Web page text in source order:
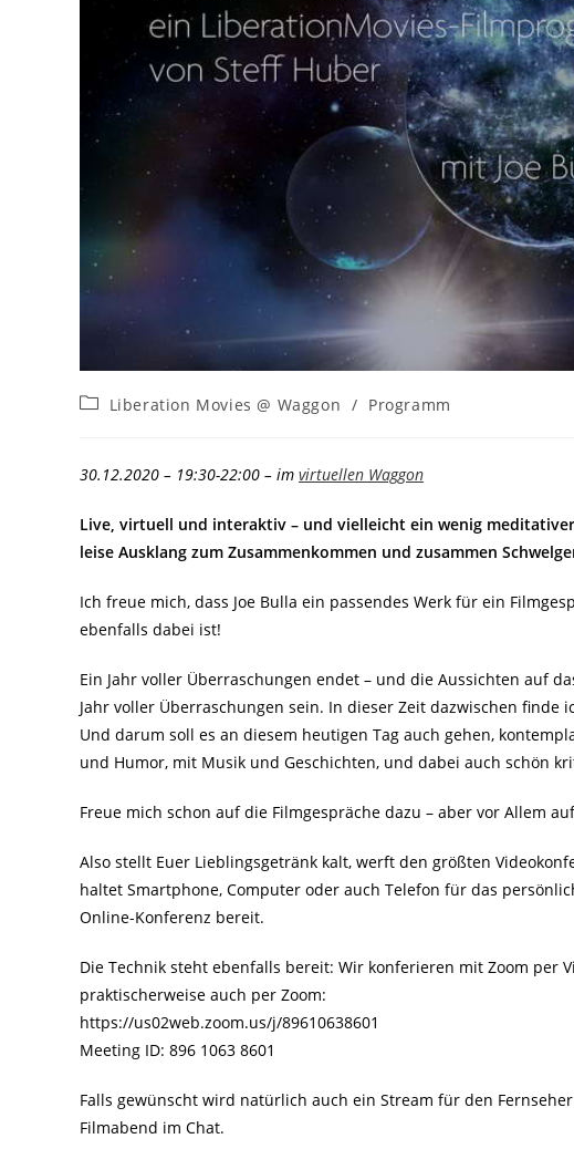
Beitrags-
Liberation Movies @ Waggon / Programm
30.12.2020 – 19:30-22:00 – im virtuellen Waggon
Live, virtuell und interaktiv – und vielleicht ein wenig
leise Ausklang zum Zusammenkommen und zusammen
Ich freue mich, dass Joe Bulla ein passendes Werk für ein
ebenfalls dabei ist!
Ein Jahr voller Überraschungen endet – und die Aussichten auf
Jahr voller Überraschungen sein. In dieser Zeit dazwischen
Und darum soll es an diesem heutigen Tag auch gehen,
und Humor, mit Musik und Geschichten, und dabei auch schön
Freue mich schon auf die Filmgespräche dazu – aber vor Allem
Also stellt Euer Lieblingsgetränk kalt, werft den größten
haltet Smartphone, Computer oder auch Telefon für das
Online-Konferenz bereit.
Die Technik steht ebenfalls bereit: Wir konferieren mit Zoom per
praktischerweise auch per Zoom:
https://us02web.zoom.us/j/89610638601
Meeting ID: 896 1063 8601
Falls gewünscht wird natürlich auch ein Stream für den
Filmabend im Chat.